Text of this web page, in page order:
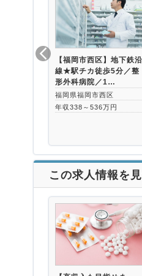
【福岡市西区】地下鉄沿
線★駅チカ徒歩5分／整
形外科病院／1…
福岡県福岡市西区
年収338～536万円
この求人情報を